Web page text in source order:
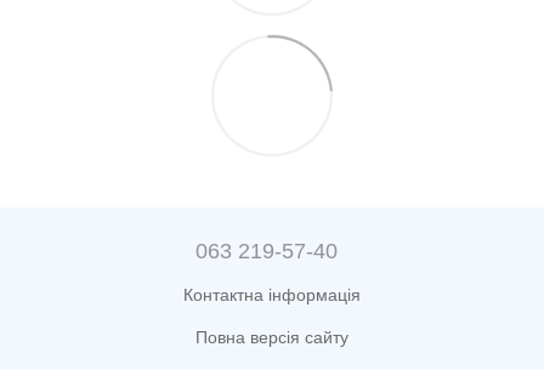
063 219-57-40
Контактна інформація
Повна версія сайту